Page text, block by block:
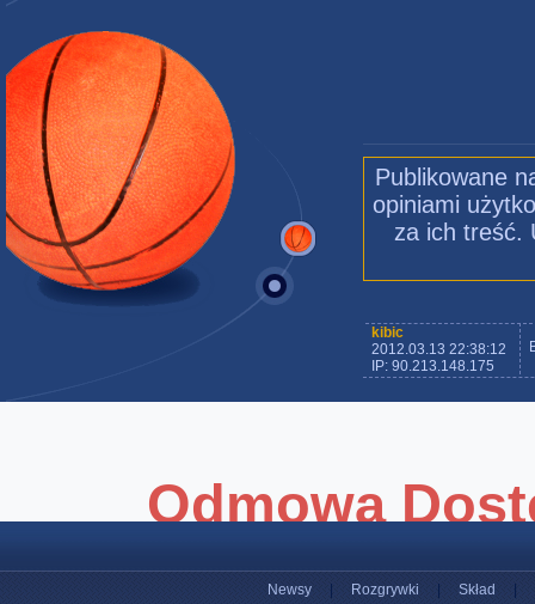
Publikowane
opiniami
za ich treść.
kibic
2012.03.13 22:38:12
IP: 90.213.148.175
Newsy Rozgrywki Skład